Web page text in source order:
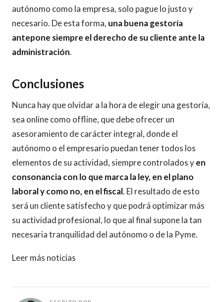
autónomo como la empresa, solo pague lo justo y
necesario. De esta forma, una buena gestoría
antepone siempre el derecho de su cliente ante la
administración.
Conclusiones
Nunca hay que olvidar a la hora de elegir una gestoría,
sea online como offline, que debe ofrecer un
asesoramiento de carácter integral, donde el
autónomo o el empresario puedan tener todos los
elementos de su actividad, siempre controlados yen
consonancia con lo que marca la ley, en el plano
laboral y como no, en el fiscal. El resultado de esto
será un cliente satisfecho y que podrá optimizar más
su actividad profesional, lo que al final supone la tan
necesaria tranquilidad del autónomo o de la Pyme.
Leer más noticias